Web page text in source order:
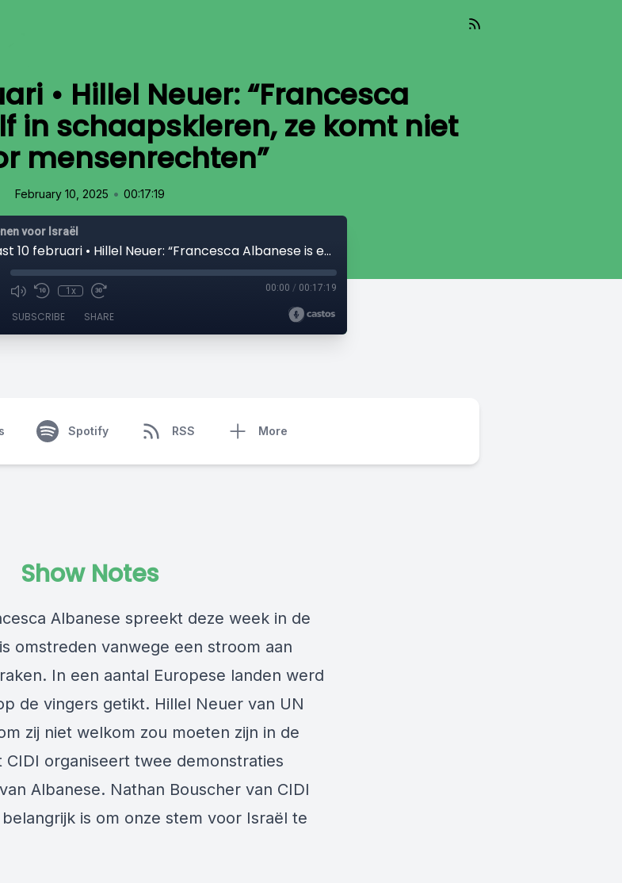
• Hillel Neuer: “Francesca
in schaapskleren, ze komt niet
mensenrechten”
February 10, 2025 • 00:17:19
voor Israël
Podcast 10 februari • Hillel Neuer: “Francesca Albanese is een wolf in schaapskleren, ze komt niet op voor mensenrechten”
1x 00:00 / 00:17:19
SUBSCRIBE SHARE
Spotify RSS More
Show Notes
Albanese spreekt deze week in de
omstreden vanwege een stroom aan
In een aantal Europese landen werd
de vingers getikt. Hillel Neuer van UN
zij niet welkom zou moeten zijn in de
CIDI organiseert twee demonstraties
Albanese. Nathan Bouscher van CIDI
is om onze stem voor Israël te